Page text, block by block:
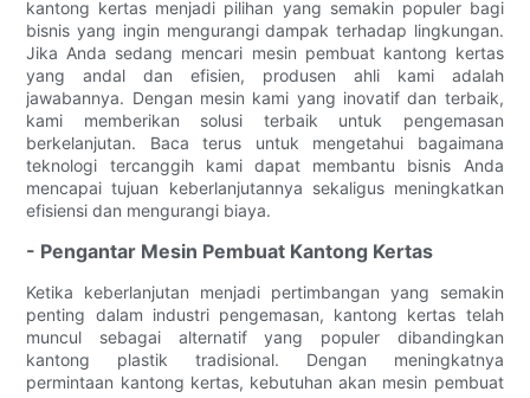
kantong kertas menjadi pilihan yang semakin populer bagi
bisnis yang ingin mengurangi dampak terhadap lingkungan.
Jika Anda sedang mencari mesin pembuat kantong kertas
yang andal dan efisien, produsen ahli kami adalah
jawabannya. Dengan mesin kami yang inovatif dan terbaik,
kami memberikan solusi terbaik untuk pengemasan
berkelanjutan. Baca terus untuk mengetahui bagaimana
teknologi tercanggih kami dapat membantu bisnis Anda
mencapai tujuan keberlanjutannya sekaligus meningkatkan
efisiensi dan mengurangi biaya.
- Pengantar Mesin Pembuat Kantong Kertas
Ketika keberlanjutan menjadi pertimbangan yang semakin
penting dalam industri pengemasan, kantong kertas telah
muncul sebagai alternatif yang populer dibandingkan
kantong plastik tradisional. Dengan meningkatnya
permintaan kantong kertas, kebutuhan akan mesin pembuat